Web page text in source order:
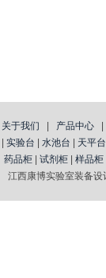
关于我们 产品中心
实验台 水池台
天平台
药品柜
试剂柜 样品柜
江西康博实验室装备